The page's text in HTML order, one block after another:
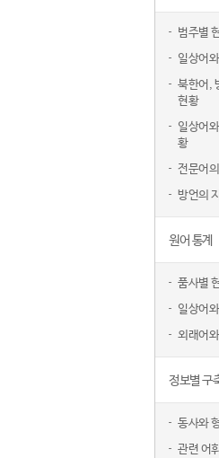
범주별
일상어
북한어,
현황
일상어
황
전문어
방언의
원어 통계
품사별
일상어
외래어
정보별 구
동사와
관련 어